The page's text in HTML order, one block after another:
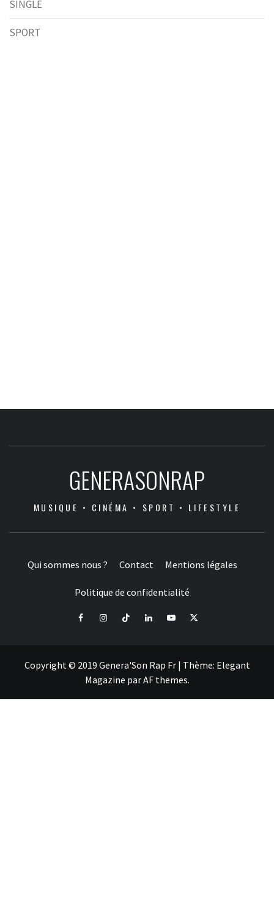
SINGLE
SPORT
GENERASONRAP
MUSIQUE • CINÉMA • SPORT • LIFESTYLE
Qui sommes nous ? Contact Mentions légales
Politique de confidentialité
FacebookInstagramTiktok LinkedInYoutube
X
Copyright © 2019 Genera'Son Rap Fr | Thème: Elegant
Magazine parAF themes.